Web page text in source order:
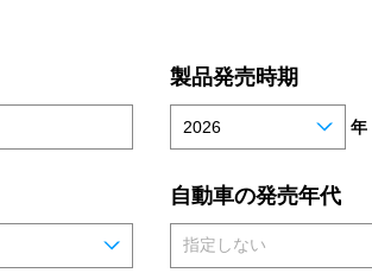
製品発売時期
年
自動車の発売年代